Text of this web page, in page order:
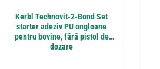
Kerbl Technovit-2-Bond Set
starter adeziv PU ongloane
pentru bovine, fără pistol de
dozare